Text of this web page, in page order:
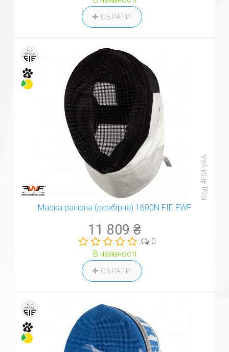
ОБРАТИ
Код: 4FM-VAA
Маска рапірна (розбірна) 1600N FIE FWF
11 809 ₴
0
В наявності
ОБРАТИ